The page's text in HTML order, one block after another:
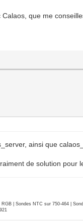
que me
ainsi que
de solution pour
| Sondes NTC sur 750-464 |